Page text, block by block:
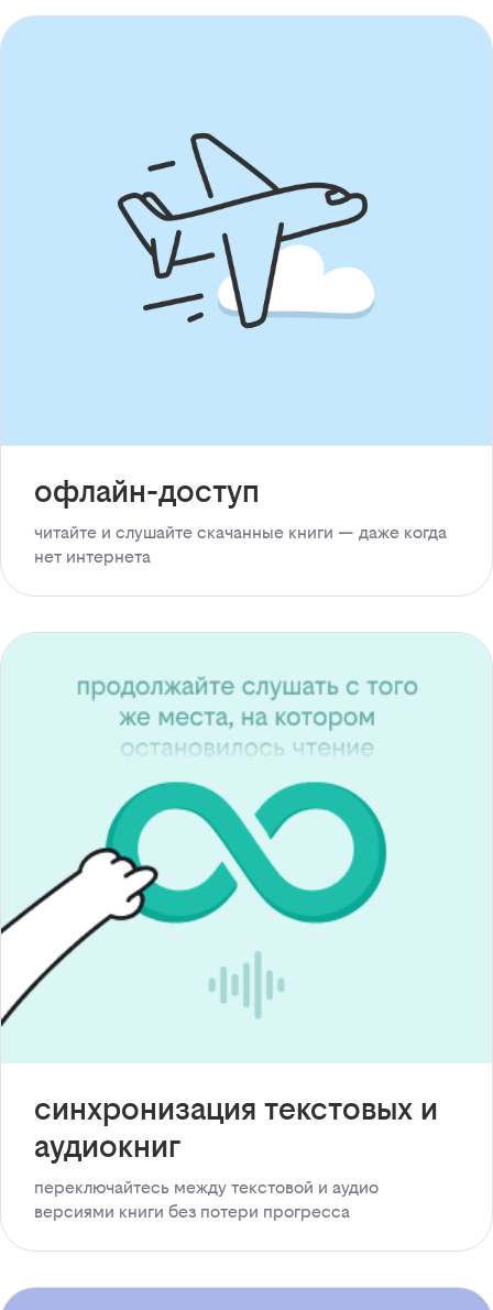
офлайн-доступ
читайте и слушайте скачанные книги — даже когда
нет интернета
синхронизация текстовых и
аудиокниг
переключайтесь между текстовой и аудио
версиями книги без потери прогресса